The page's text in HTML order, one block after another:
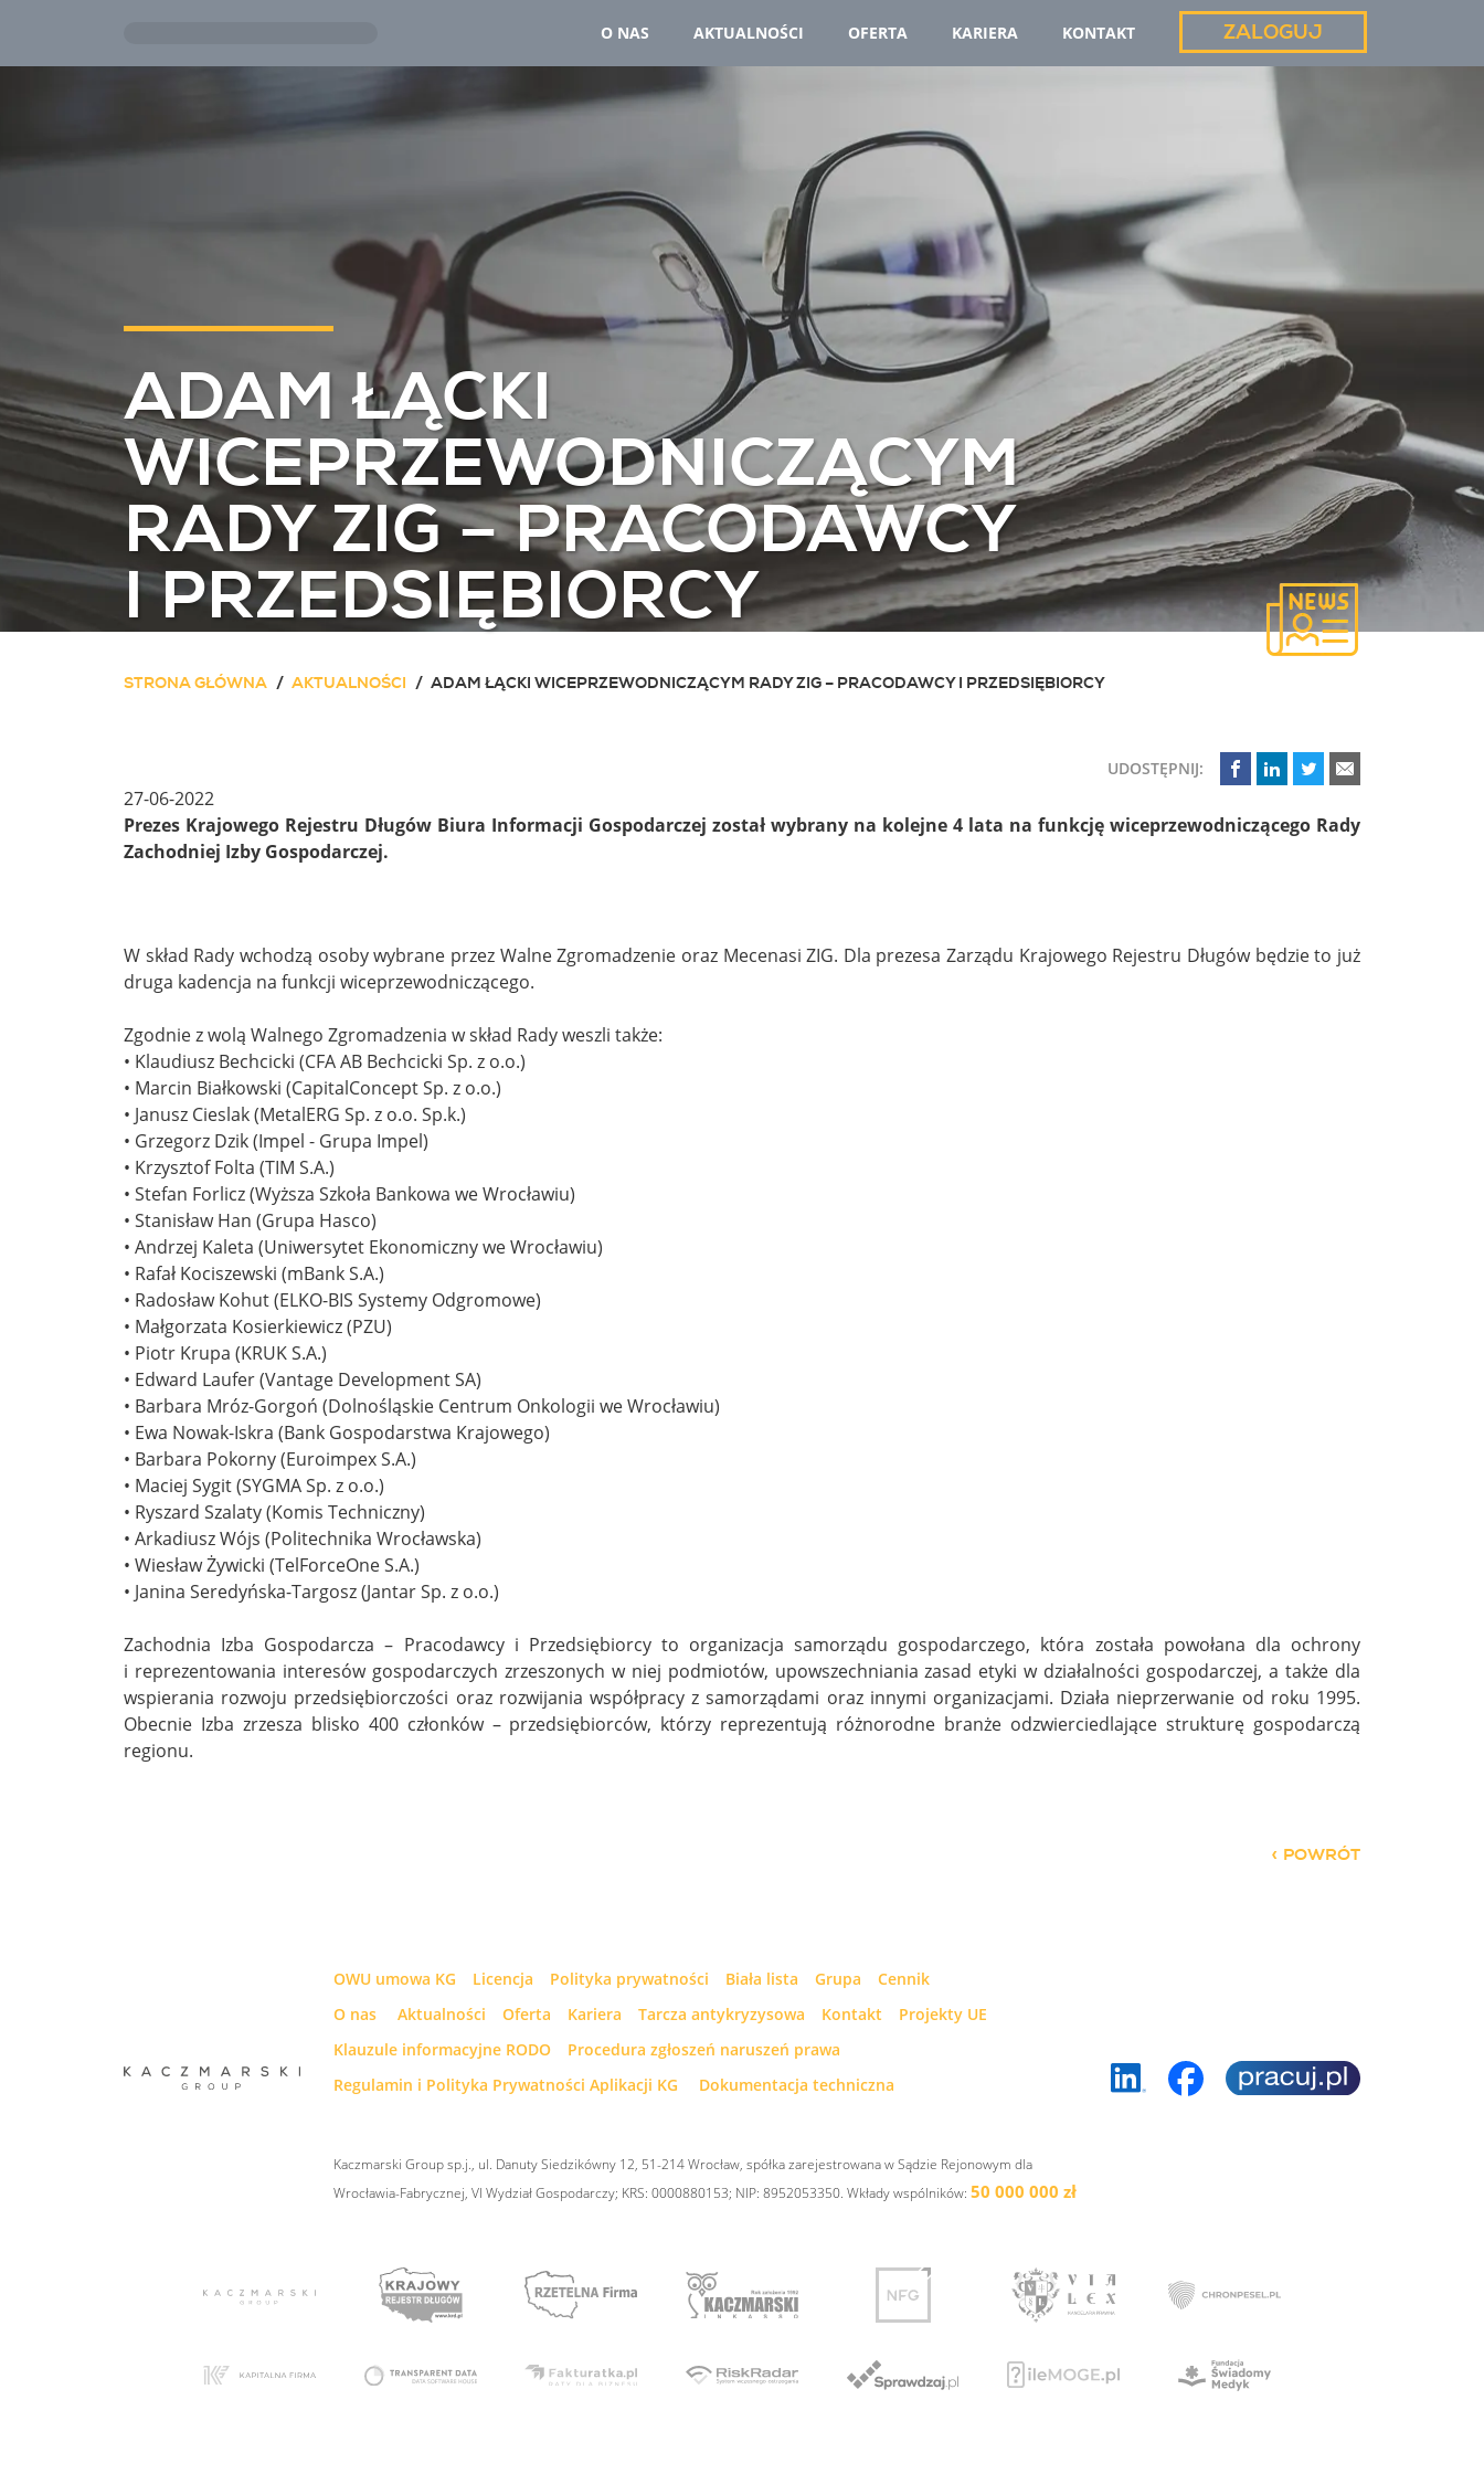
O NAS AKTUALNOŚCI OFERTA KARIERA KONTAKT ZALOGUJ
ADAM ŁĄCKI
WICEPRZEWODNICZĄCYM
RADY ZIG – PRACODAWCY
I PRZEDSIĘBIORCY
STRONA GŁÓWNA AKTUALNOŚCI ADAM ŁĄCKI WICEPRZEWODNICZĄCYM RADY ZIG – PRACODAWCY I PRZEDSIĘBIORCY
UDOSTĘPNIJ:
27-06-2022
Prezes Krajowego Rejestru Długów Biura Informacji Gospodarczej został wybrany na kolejne 4 lata na funkcję wiceprzewodniczącego Rady
Zachodniej Izby Gospodarczej.
W skład Rady wchodzą osoby wybrane przez Walne Zgromadzenie oraz Mecenasi ZIG. Dla prezesa Zarządu Krajowego Rejestru Długów będzie to już
druga kadencja na funkcji wiceprzewodniczącego.
Zgodnie z wolą Walnego Zgromadzenia w skład Rady weszli także:
• Klaudiusz Bechcicki (CFA AB Bechcicki Sp. z o.o.)
• Marcin Białkowski (CapitalConcept Sp. z o.o.)
• Janusz Cieslak (MetalERG Sp. z o.o. Sp.k.)
• Grzegorz Dzik (Impel - Grupa Impel)
• Krzysztof Folta (TIM S.A.)
• Stefan Forlicz (Wyższa Szkoła Bankowa we Wrocławiu)
• Stanisław Han (Grupa Hasco)
• Andrzej Kaleta (Uniwersytet Ekonomiczny we Wrocławiu)
• Rafał Kociszewski (mBank S.A.)
• Radosław Kohut (ELKO-BIS Systemy Odgromowe)
• Małgorzata Kosierkiewicz (PZU)
• Piotr Krupa (KRUK S.A.)
• Edward Laufer (Vantage Development SA)
• Barbara Mróz-Gorgoń (Dolnośląskie Centrum Onkologii we Wrocławiu)
• Ewa Nowak-Iskra (Bank Gospodarstwa Krajowego)
• Barbara Pokorny (Euroimpex S.A.)
• Maciej Sygit (SYGMA Sp. z o.o.)
• Ryszard Szalaty (Komis Techniczny)
• Arkadiusz Wójs (Politechnika Wrocławska)
• Wiesław Żywicki (TelForceOne S.A.)
• Janina Seredyńska-Targosz (Jantar Sp. z o.o.)
Zachodnia Izba Gospodarcza – Pracodawcy i Przedsiębiorcy to organizacja samorządu gospodarczego, która została powołana dla ochrony
i reprezentowania interesów gospodarczych zrzeszonych w niej podmiotów, upowszechniania zasad etyki w działalności gospodarczej, a także dla
wspierania rozwoju przedsiębiorczości oraz rozwijania współpracy z samorządami oraz innymi organizacjami. Działa nieprzerwanie od roku 1995.
Obecnie Izba zrzesza blisko 400 członków – przedsiębiorców, którzy reprezentują różnorodne branże odzwierciedlające strukturę gospodarczą
regionu.
POWRÓT
OWU umowa KG Licencja Polityka prywatności Biała lista Grupa
Cennik
O nas
Aktualności Oferta Kariera Tarcza antykryzysowa Kontakt
Projekty UE
Klauzule informacyjne RODO
Procedura zgłoszeń naruszeń prawa
Regulamin i Polityka Prywatności Aplikacji KG
Dokumentacja techniczna
Kaczmarski Group sp.j., ul. Danuty Siedzikówny 12, 51-214 Wrocław, spółka zarejestrowana w Sądzie Rejonowym dla
Wrocławia-Fabrycznej, VI Wydział Gospodarczy; KRS: 0000880153; NIP: 8952053350. Wkłady wspólników: 50 000 000 zł